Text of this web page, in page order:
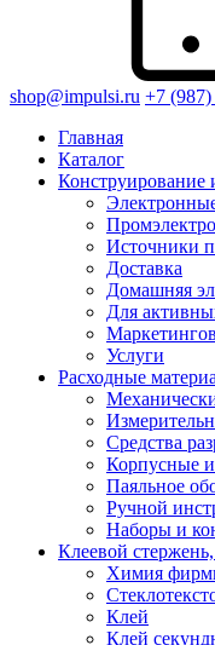
shop@impulsi.ru +7
Главная
Каталог
Конструирование
Источники
Доставка
Домашняя
Для
Услуги
Расходные
Средства
Корпусные
Паяльное
Ручной
Наборы и
Клеевой
Химия
Клей
Клей